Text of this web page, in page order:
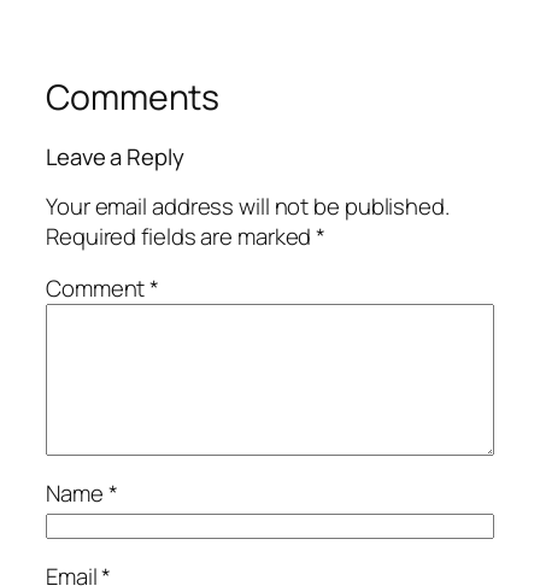
Comments
Leave a Reply
Your email address will not be published.
Required fields are marked*
Comment*
Name*
Email*